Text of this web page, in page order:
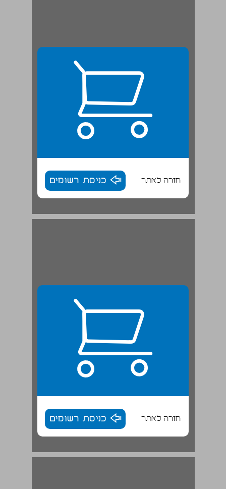
חזרה לאתר כניסת רשומים
חזרה לאתר כניסת רשומים